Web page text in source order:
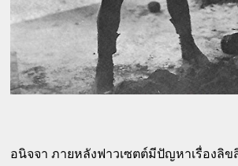
อนิจจา ภายหลังฟาวเซตต์มีปัญหาเรื่องลิ